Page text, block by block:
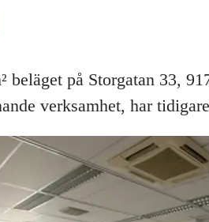
beläget på Storgatan 33,
verksamhet, har